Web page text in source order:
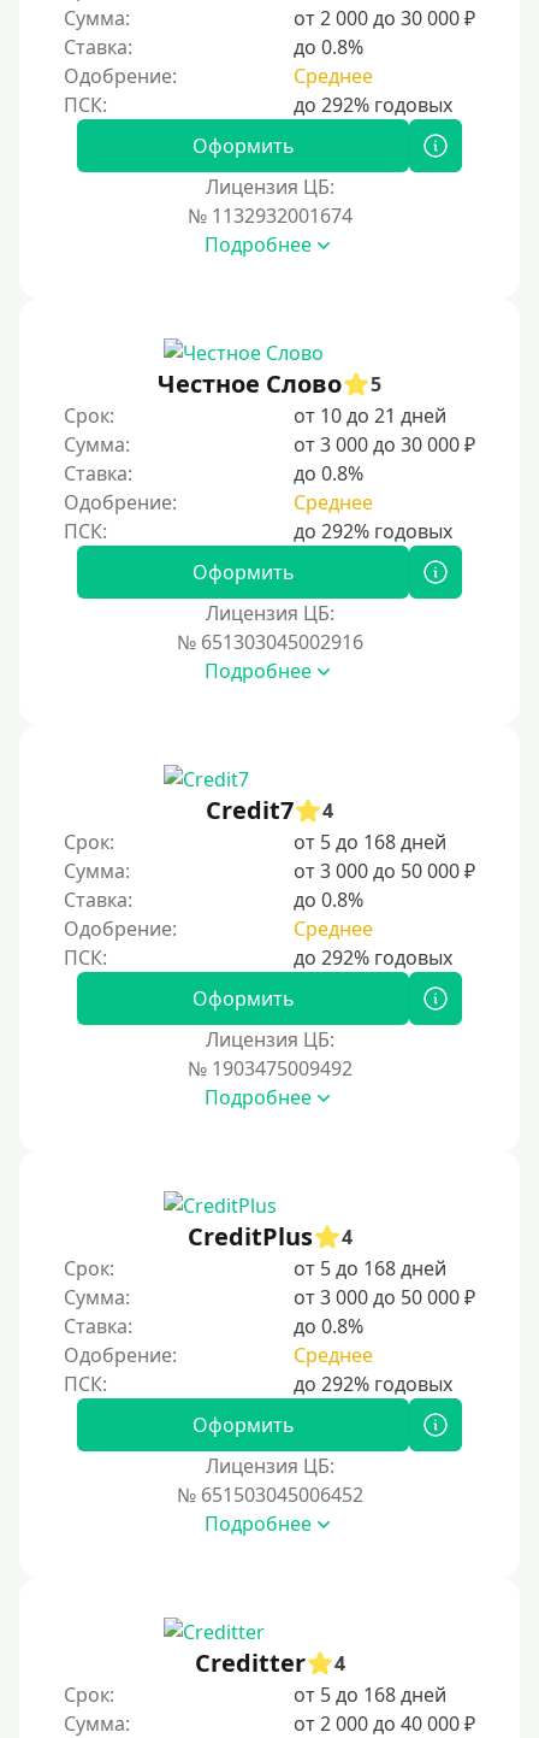
Сумма:
от 2 000 до 30 000 ₽
Ставка:
до 0.8%
Одобрение:
Среднее
Оформить
Лицензия ЦБ:
№ 1132932001674
Подробнее
Честное Слово
5
Срок:
от 10 до 21 дней
Сумма:
от 3 000 до 30 000 ₽
Ставка:
до 0.8%
Одобрение:
Среднее
Оформить
Лицензия ЦБ:
№ 651303045002916
Подробнее
Credit7
4
Срок:
от 5 до 168 дней
Сумма:
от 3 000 до 50 000 ₽
Ставка:
до 0.8%
Одобрение:
Среднее
Оформить
Лицензия ЦБ:
№ 1903475009492
Подробнее
CreditPlus
4
Срок:
от 5 до 168 дней
Сумма:
от 3 000 до 50 000 ₽
Ставка:
до 0.8%
Одобрение:
Среднее
Оформить
Лицензия ЦБ:
№ 651503045006452
Подробнее
Creditter
4
Срок:
от 5 до 168 дней
Сумма:
от 2 000 до 40 000 ₽